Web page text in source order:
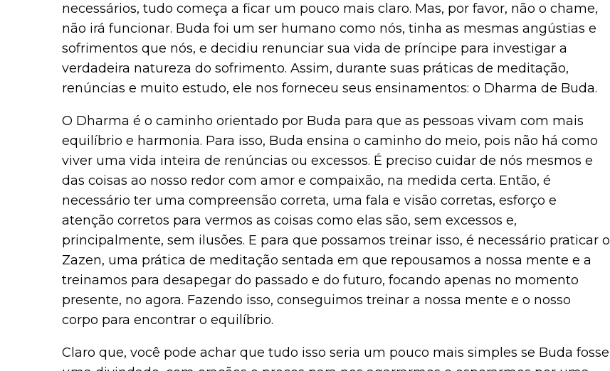
necessários, tudo começa a ficar um pouco mais claro. Mas, por favor, não o chame,
não irá funcionar. Buda foi um ser humano como nós, tinha as mesmas angústias e
sofrimentos que nós, e decidiu renunciar sua vida de príncipe para investigar a
verdadeira natureza do sofrimento. Assim, durante suas práticas de meditação,
renúncias e muito estudo, ele nos forneceu seus ensinamentos: o Dharma de Buda.
O Dharma é o caminho orientado por Buda para que as pessoas vivam com mais
equilíbrio e harmonia. Para isso, Buda ensina o caminho do meio, pois não há como
viver uma vida inteira de renúncias ou excessos. É preciso cuidar de nós mesmos e
das coisas ao nosso redor com amor e compaixão, na medida certa. Então, é
necessário ter uma compreensão correta, uma fala e visão corretas, esforço e
atenção corretos para vermos as coisas como elas são, sem excessos e,
principalmente, sem ilusões. E para que possamos treinar isso, é necessário praticar o
Zazen, uma prática de meditação sentada em que repousamos a nossa mente e a
treinamos para desapegar do passado e do futuro, focando apenas no momento
presente, no agora. Fazendo isso, conseguimos treinar a nossa mente e o nosso
corpo para encontrar o equilíbrio.
Claro que, você pode achar que tudo isso seria um pouco mais simples se Buda fosse